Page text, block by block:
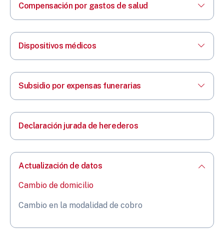
Compensación por gastos de salud
Dispositivos médicos
Subsidio por expensas funerarias
Declaración jurada de herederos
Actualización de datos
Cambio de domicilio
Cambio en la modalidad de cobro